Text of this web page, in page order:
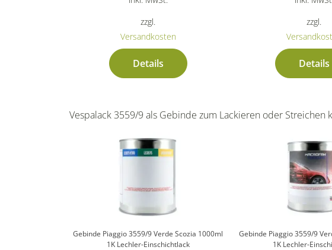
zzgl.
Versandkosten
Details
zzgl.
Details
Vespalack 3559/9 als Gebinde zum Lackieren oder Streichen
Gebinde Piaggio 3559/9 Verde Scozia 1000ml
1K Lechler-Einschichtlack
Gebinde Piaggio 3559/9
1K Lechler-